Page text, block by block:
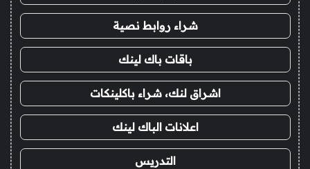
شراء روابط نصية
باقات باك لينك
اشراق لنك، شراء باكلينكات
اعلانات الباك لينك
التدريس